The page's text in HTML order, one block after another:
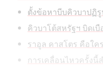
ตั้งข้อหาบีบคิวบาปฏิรู
คิวบาโต้สหรัฐฯ บิดเบื
ราอูล คาสโตร คือใค
การเคลื่อนไหวครั้งนี้